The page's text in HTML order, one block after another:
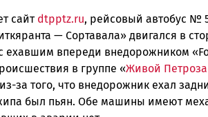
сайт dtpptz.ru, рейсовый автобус №
— Сортавала» двигался в
с ехавшим впереди внедорожником
в группе «Живой
за того, что внедорожник ехал
был пьян. Обе машины имеют